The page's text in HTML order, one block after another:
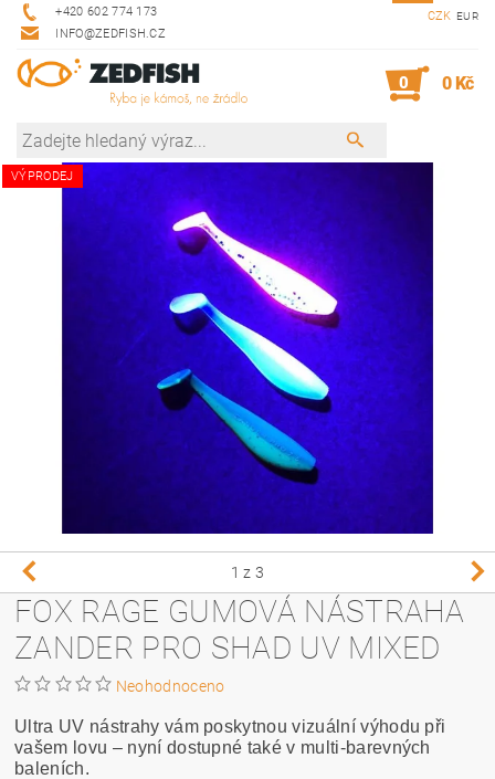
+420 602 774 173
INFO@ZEDFISH.CZ
CZK EUR
0 0 Kč
VÝPRODEJ
1 z 3
FOX RAGE GUMOVÁ NÁSTRAHA
ZANDER PRO SHAD UV MIXED
Neohodnoceno
Ultra UV nástrahy vám poskytnou vizuální výhodu při
vašem lovu – nyní dostupné také v multi-barevných
baleních.